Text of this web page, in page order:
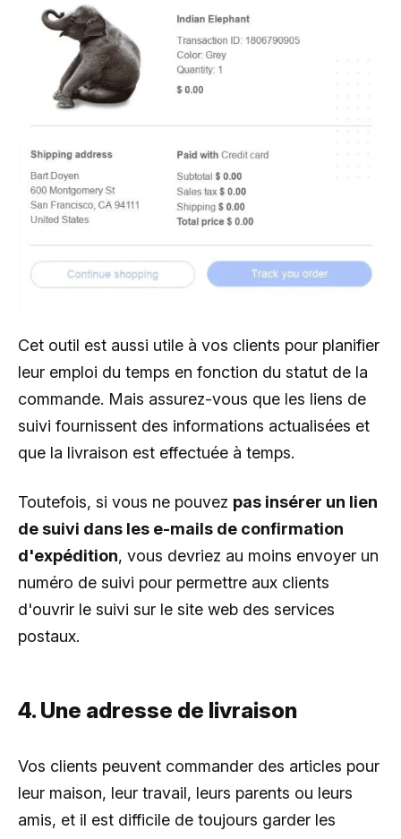
Cet outil est aussi utile à vos clients pour planifier
leur emploi du temps en fonction du statut de la
commande. Mais assurez-vous que les liens de
suivi fournissent des informations actualisées et
que la livraison est effectuée à temps.
Toutefois, si vous ne pouvez pas insérer un lien
de suivi dans les e-mails de confirmation
d'expédition, vous devriez au moins envoyer un
numéro de suivi pour permettre aux clients
d'ouvrir le suivi sur le site web des services
postaux.
4. Une adresse de livraison
Vos clients peuvent commander des articles pour
leur maison, leur travail, leurs parents ou leurs
amis, et il est difficile de toujours garder les